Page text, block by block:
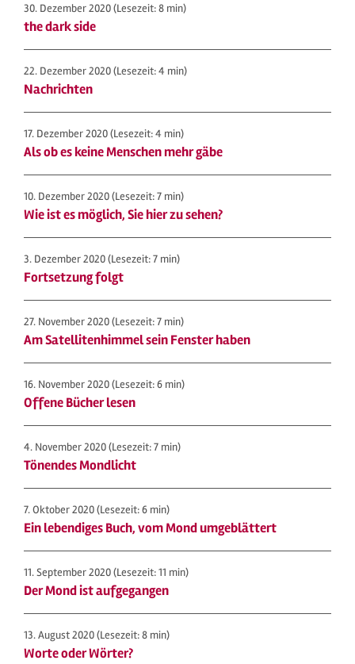
30. Dezember 2020(Lesezeit: 8 min)
the dark side
22. Dezember 2020(Lesezeit: 4 min)
Nachrichten
17. Dezember 2020(Lesezeit: 4 min)
Als ob es keine Menschen mehr gäbe
10. Dezember 2020(Lesezeit: 7 min)
Wie ist es möglich, Sie hier zu sehen?
3. Dezember 2020(Lesezeit: 7 min)
Fortsetzung folgt
27. November 2020(Lesezeit: 7 min)
Am Satellitenhimmel sein Fenster haben
16. November 2020(Lesezeit: 6 min)
Offene Bücher lesen
4. November 2020(Lesezeit: 7 min)
Tönendes Mondlicht
7. Oktober 2020(Lesezeit: 6 min)
Ein lebendiges Buch, vom Mond umgeblättert
11. September 2020(Lesezeit: 11 min)
Der Mond ist aufgegangen
13. August 2020(Lesezeit: 8 min)
Worte oder Wörter?